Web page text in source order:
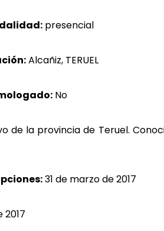
presencial
Alcañiz, TERUEL
No
de la provincia de Teruel.
31 de marzo de 2017
2017